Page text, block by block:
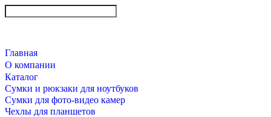
Главная
О компании
Каталог
Сумки и рюкзаки для ноутбуков
Сумки для фото-видео камер
Чехлы для планшетов